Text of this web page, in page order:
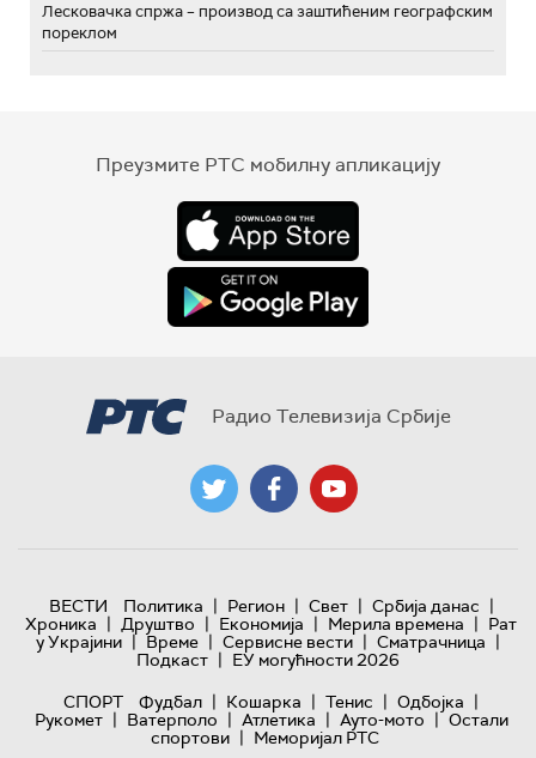
Лесковачка спржа – производ са заштићеним географским
пореклом
Преузмите РТС мобилну апликацију
Радио Телевизија Србије
ВЕСТИ Политика | Регион | Свет | Србија данас |
Хроника | Друштво | Економија | Мерила времена | Рат
у Украјини | Време | Сервисне вести | Сматрачница |
Подкаст | ЕУ могућности 2026
СПОРТ
Фудбал | Кошарка | Тенис | Одбојка |
Рукомет | Ватерполо | Атлетика | Ауто-мото | Остали
спортови | Меморијал РТС